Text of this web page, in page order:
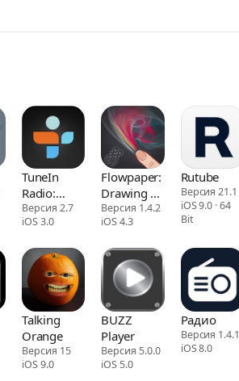
TuneIn
Radio:
Music &
Sports
Версия 2.7
iOS 3.0
Flowpaper:
Drawing &
Animation
Версия 1.4.2
iOS 4.3
Rutube
Версия 21.1
iOS 9.0 · 64
Bit
Talking
Orange
Версия 15
iOS 9.0
BUZZ
Player
Версия 5.0.0
iOS 5.0
Радио
Версия 1.4.1
iOS 8.0